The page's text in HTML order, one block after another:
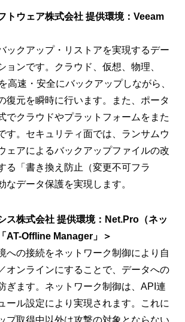
トウェア株式会社 提供環境：Veeam
ックアップ・リストアを実現するデー
ョンです。クラウド、仮想、物理、
高速・安全にバックアップしながら、
復元を瞬時に行います。また、ポータ
でクラウドやプラットフォームをまた
す。セキュリティ面では、ランサムウ
ェアによるバックアップファイルの改
る「書き換え防止（変更不可フラ
なデータ保護を実現します。
ス株式会社 提供環境：Net.Pro（ネッ
AT-Offline Manager」＞
への接続をネットワーク制御により自
オンラインにすることで、データへの
ぎます。ネットワーク制御は、API連
ール設定により実現されます。これに